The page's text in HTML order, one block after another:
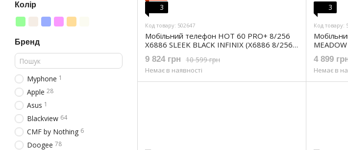
3
Код товару: 502647
Мобільний телефон HOT 60 PRO+ 8/256
X6886 SLEEK BLACK INFINIX (X6886 8/256
SLEEK BLACK)
10 599 грн
9 824 грн
Немає в наявності
3
Код товару:
MEADOW
4 899
Немає в
Колір
Бренд
Myphone 1
Apple 28
Asus 1
Blackview 64
CMF by Nothing 6
Doogee 78